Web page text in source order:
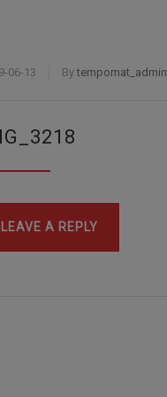
06-13 Bytempomat_admin
LEAVE A REPLY